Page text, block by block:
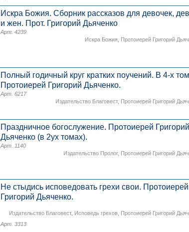
Искра Божия. Сборник рассказов для девочек,
и жен. Прот. Григорий Дьяченко
Искра Божия Протоиерей Григорий
Арт. 4239
Полный годичный круг кратких поучений. В 4-х
Протоиерей Григорий Дьяченко.
Издательство Благовест, Протоиерей Григорий
Арт. 6217
Праздничное богослужение. Протоиерей Григорий
Дьяченко (в 2ух томах).
Издательство Пролог, Протоиерей Григорий
Арт. 1140
Не стыдись исповедовать грехи свои. Протоиерей
Григорий Дьяченко.
Издательство Благовест, Исповедь грехов Протоиерей Григорий
Арт. 3313